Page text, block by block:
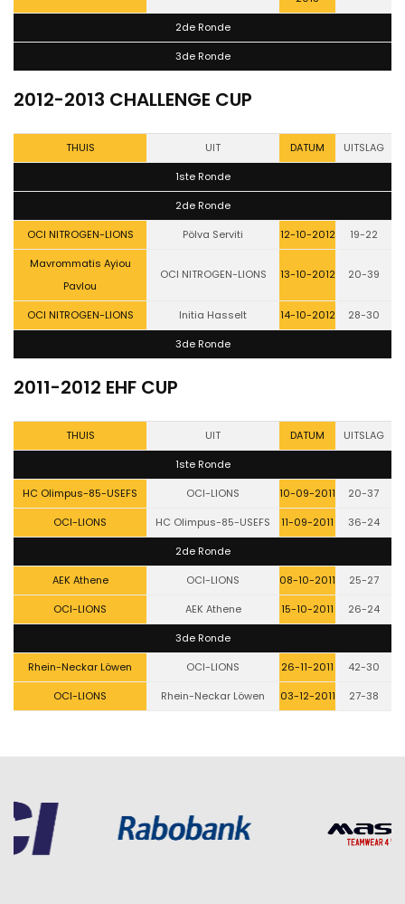
2de Ronde
3de Ronde
2012-2013 CHALLENGE CUP
THUIS UIT DATUM
UITSLAG
1ste Ronde
2de Ronde
OCI NITROGEN-LIONS
Pölva Serviti 12-10-2012
19-22
Mavrommatis Ayiou
Pavlou
OCI NITROGEN-LIONS 13-10-2012 20-39
OCI NITROGEN-LIONS Initia Hasselt 14-10-2012
28-30
3de Ronde
2011-2012 EHF CUP
THUIS UIT DATUM
UITSLAG
1ste Ronde
HC Olimpus-85-USEFS
OCI-LIONS 10-09-2011
20-37
OCI-LIONS
HC Olimpus-85-USEFS 11-09-2011
36-24
2de Ronde
AEK Athene
OCI-LIONS 08-10-2011
25-27
OCI-LIONS
AEK Athene 15-10-2011
26-24
3de Ronde
Rhein-Neckar Löwen
OCI-LIONS 26-11-2011
42-30
OCI-LIONS
Rhein-Neckar Löwen 03-12-2011 27-38